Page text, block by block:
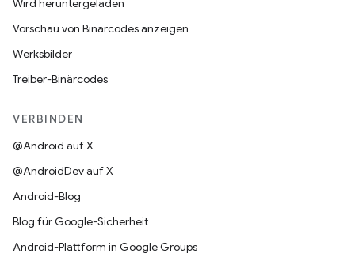
Wird heruntergeladen
Vorschau von Binärcodes anzeigen
Werksbilder
Treiber-Binärcodes
VERBINDEN
@Android auf X
@AndroidDev auf X
Android-Blog
Blog für Google-Sicherheit
Android-Plattform in Google Groups